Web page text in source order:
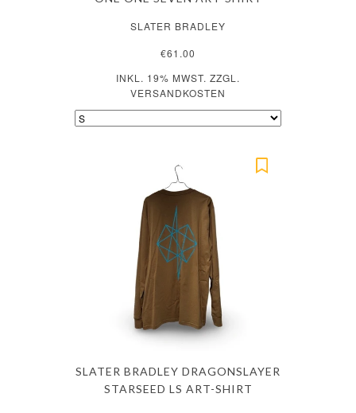
SLATER BRADLEY
€61.00
INKL. 19% MWST. ZZGL.
VERSANDKOSTEN
SLATER BRADLEY DRAGONSLAYER
STARSEED LS ART-SHIRT